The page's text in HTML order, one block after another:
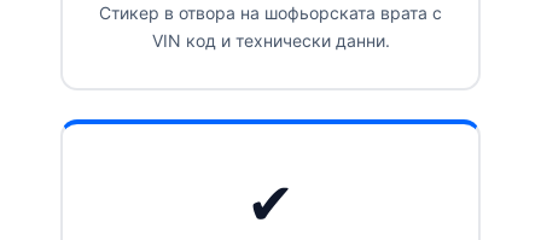
Стикер в отвора на шофьорската врата с
VIN код и технически данни.
✔